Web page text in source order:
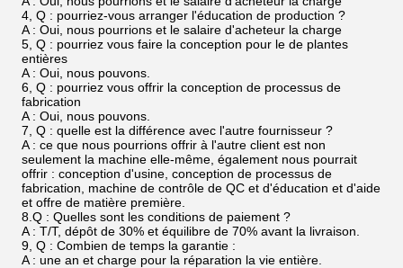
4, Q : pourriez-vous arranger l'éducation de production ?
A : Oui, nous pourrions et le salaire d'acheteur la charge
5, Q : pourriez vous faire la conception pour le de plantes
entières
A : Oui, nous pouvons.
6, Q : pourriez vous offrir la conception de processus de
fabrication
A : Oui, nous pouvons.
7, Q : quelle est la différence avec l'autre fournisseur ?
A : ce que nous pourrions offrir à l'autre client est non
seulement la machine elle-même, également nous pourrait
offrir : conception d'usine, conception de processus de
fabrication, machine de contrôle de QC et d'éducation et d'aide
et offre de matière première.
8.Q : Quelles sont les conditions de paiement ?
A : T/T, dépôt de 30% et équilibre de 70% avant la livraison.
9, Q : Combien de temps la garantie :
A : une an et charge pour la réparation la vie entière.